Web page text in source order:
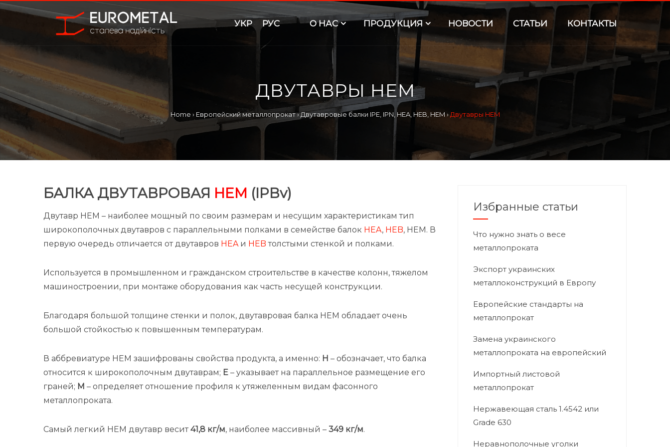
УКР РУС O НАС ПРОДУКЦИЯ НОВОСТИ СТАТЬИ КОНТАКТЫ
ДВУТАВРЫ HEM
Home › Европейский металлопрокат›Двутавровые балки IPE, IPN, HEA, HEB, HEM ›Двутавры HEM
БАЛКА ДВУТАВРОВАЯ HEM (IPBv)
Двутавр HEM – наиболее мощный по своим размерам и несущим характеристикам тип
широкополочных двутавров с параллельными полками в семействе балок HEA, HEB, HEM. В
первую очередь отличается от двутавров HEAи HEB толстыми стенкой и полками.
Используется в промышленном и гражданском строительстве в качестве колонн, тяжелом
машиностроении, при монтаже оборудования как часть несущей конструкции.
Благодаря большой толщине стенки и полок, двутавровая балка HEM обладает очень
большой стойкостью к повышенным температурам.
В аббревиатуре HEM зашифрованы свойства продукта, а именно: Н – обозначает, что балка
относится к широкополочным двутаврам; Е – указывает на параллельное размещение его
граней; М – определяет отношение профиля к утяжеленным видам фасонного
металлопроката.
Самый легкий HEM двутавр весит41,8 кг/м, наиболее массивный – 349 кг/м.
Избранные статьи
Что нужно знать о весе
металлопроката
Экспорт украинских
металлоконструкций в Европу
Европейские стандарты на
металлопрокат
Замена украинского
металлопроката на европейский
Импортный листовой
металлопрокат
Нержавеющая сталь 1.4542 или
Grade 630
Неравнополочные уголки